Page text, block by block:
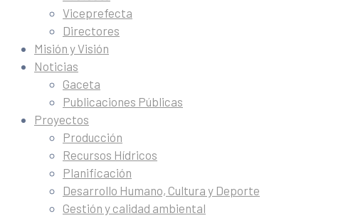
Viceprefecta
Directores
Misión y Visión
Noticias
Gaceta
Publicaciones Públicas
Proyectos
Producción
Recursos Hídricos
Planificación
Desarrollo Humano, Cultura y Deporte
Gestión y calidad ambiental